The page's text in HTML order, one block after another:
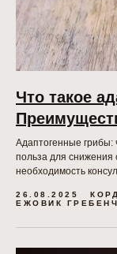
Что такое
Адаптогенные грибы:
польза для снижения
необходимость
26.08.2025
ЕЖОВИК